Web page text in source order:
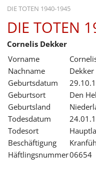
DIE TOTEN 1940-1945
STARTSEITE
AKTUELLES
AUSSTELLUNGEN
GESCHICHTE
BILDUNG
FORSCHUNG
SERVICE
DIE TOTEN
Cornelis Dekker
Vorname
Nachname
Dekker
Geburtsdatum
Geburtsort
Den
Geburtsland
Todesdatum
Todesort
Beschäftigung
Häftlingsnummer06654